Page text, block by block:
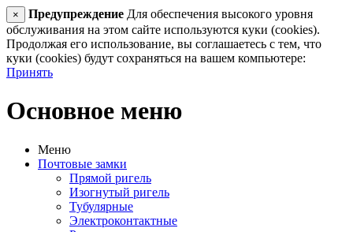
× Предупреждение Для обеспечения высокого уровня
обслуживания на этом сайте используются куки (cookies).
Продолжая его использование, вы соглашаетесь с тем, что
куки (cookies) будут сохраняться на вашем компьютере:
Принять
Основное меню
Меню
Почтовые замки
Прямой ригель
Изогнутый ригель
Тубулярные
Электроконтактные